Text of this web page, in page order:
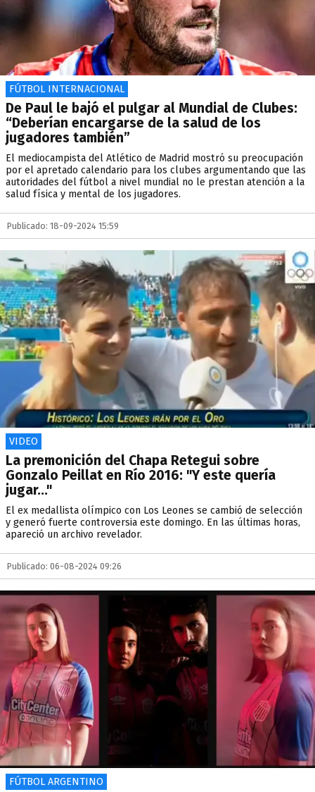
FÚTBOL INTERNACIONAL
De Paul le bajó el pulgar al Mundial de Clubes:
“Deberían encargarse de la salud de los
jugadores también”
El mediocampista del Atlético de Madrid mostró su preocupación
por el apretado calendario para los clubes argumentando que las
autoridades del fútbol a nivel mundial no le prestan atención a la
salud física y mental de los jugadores.
Publicado: 18-09-2024 15:59
VIDEO
La premonición del Chapa Retegui sobre
Gonzalo Peillat en Río 2016: "Y este quería
jugar..."
El ex medallista olímpico con Los Leones se cambió de selección
y generó fuerte controversia este domingo. En las últimas horas,
apareció un archivo revelador.
Publicado: 06-08-2024 09:26
FÚTBOL ARGENTINO